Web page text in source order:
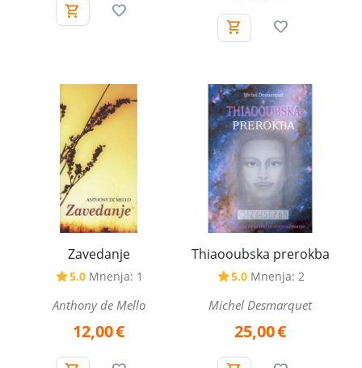
Zavedanje
5.0 Mnenja: 1
Anthony de Mello
12,00€
Thiaooubska prerokba
5.0 Mnenja: 2
Michel Desmarquet
25,00€